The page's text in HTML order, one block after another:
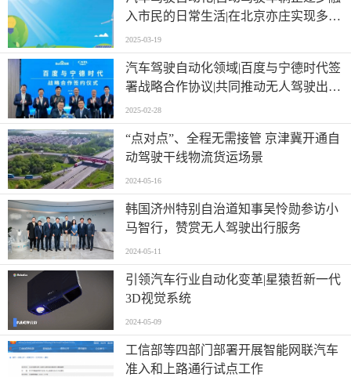
入市民的日常生活|在北京亦庄实现多场
景应用
2025-03-19
汽车驾驶自动化领域|百度与宁德时代签
署战略合作协议|共同推动无人驾驶出行
服务以及人工智能在工业上的应用和推
广
2025-02-28
“点对点”、全程无需接管 京津冀开通自
动驾驶干线物流货运场景
2024-05-16
韩国济州特别自治道知事吴怜勋参访小
马智行，赞赏无人驾驶出行服务
2024-05-11
引领汽车行业自动化变革|星猿哲新一代
3D视觉系统
2024-05-09
工信部等四部门部署开展智能网联汽车
准入和上路通行试点工作